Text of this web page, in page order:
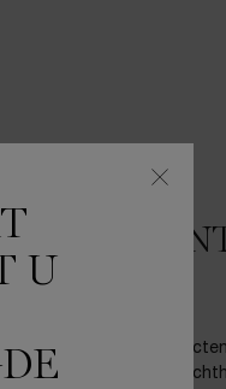
formule met
voor een gevoel van
U